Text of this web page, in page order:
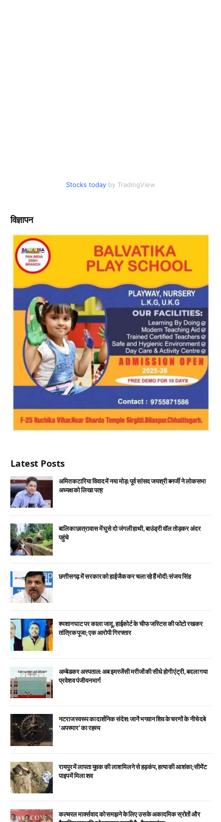
Stocks today by TradingView
विज्ञापन
Latest Posts
अमित कटारिया विवाद में नया मोड़: पूर्व सांसद जयश्री बनर्जी ने लोकसभा
अध्यक्ष को लिखा पत्र
बालिका छात्रावास में घुसे दो जंगली हाथी, बाउंड्री वॉल तोड़कर अंदर
पहुंचे
छत्तीसगढ़ में सरकार को हाईजैक कर चला रहे हैं मोदी: संजय सिंह
श्मशान घाट पर काला जादू, हाईकोर्ट के चीफ जस्टिस की फोटो रखकर
तांत्रिक पूजा; एक आरोपी गिरफ्तार
अम्बेडकर अस्पताल: अब इमरजेंसी मरीजों की सीधे होगी एंट्री, बदला गया
प्रवेश व पंजीयन मार्ग
नटराज स्वरूप का दार्शनिक संदेश: जानें भगवान शिव के चरणों के नीचे दबे
‘अपस्मार’ का रहस्य
रायपुर में लापता युवक की लाश मिलने से हड़कंप, हत्या की आशंका; सीमेंट
पाइप में मिला शव
कल्चरल मार्क्सवाद को समझने के लिए उसके अकादमिक स्रोतों और